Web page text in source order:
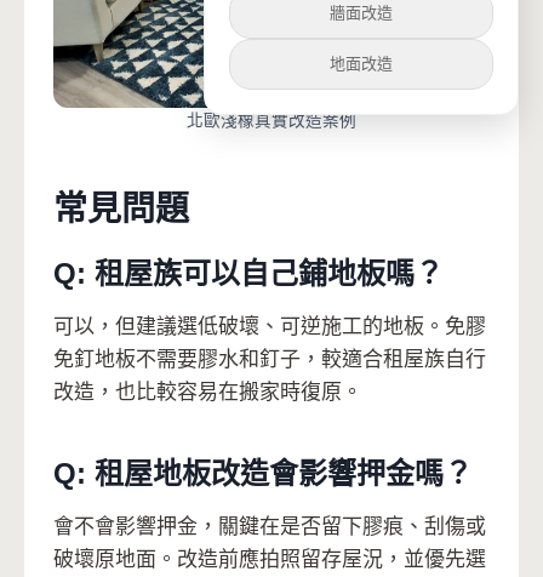
北歐淺橡真實改造案例
常見問題
Q: 租屋族可以自己鋪地板嗎？
可以，但建議選低破壞、可逆施工的地板。免膠
免釘地板不需要膠水和釘子，較適合租屋族自行
改造，也比較容易在搬家時復原。
Q: 租屋地板改造會影響押金嗎？
會不會影響押金，關鍵在是否留下膠痕、刮傷或
破壞原地面。改造前應拍照留存屋況，並優先選
牆面改造
地面改造